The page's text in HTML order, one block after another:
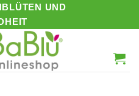
UND